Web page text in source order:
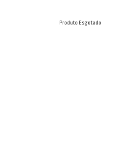
Produto Esgotado